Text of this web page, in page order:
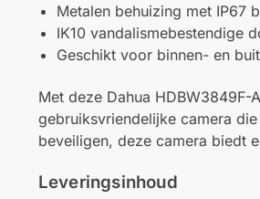
Metalen behuizing met IP67
IK10 vandalismebestendige
Geschikt voor binnen- en
Met deze Dahua
gebruiksvriendelijke camera
beveiligen, deze camera biedt
Leveringsinhoud